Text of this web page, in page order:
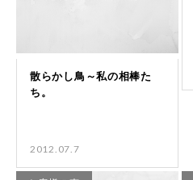
2012.07.7